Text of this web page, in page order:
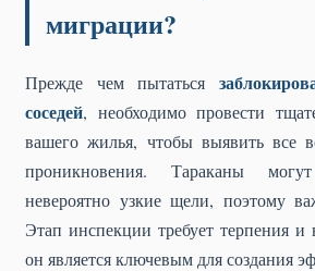
миграции?
Прежде чем пытаться
соседей, необходимо провести
вашего жилья, чтобы выявить все
проникновения. Тараканы
невероятно узкие щели, поэтому
Этап инспекции требует терпения и
он является ключевым для создания